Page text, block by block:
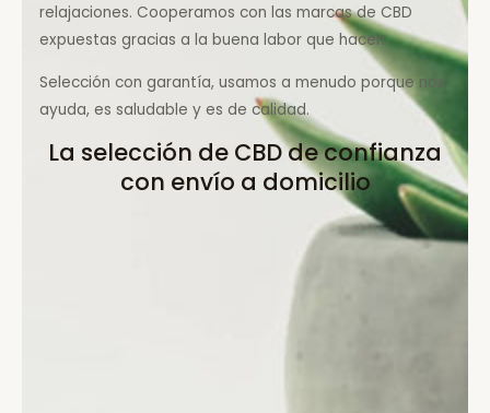
relajaciones. Cooperamos con las marcas de CBD
expuestas gracias a la buena labor que hacen.
Selección con garantía, usamos a menudo porque nos
ayuda, es saludable y es de calidad.
La selección de CBD de confianza
con envío a domicilio